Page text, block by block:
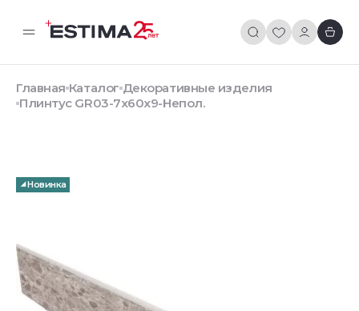
Главная Каталог Декоративные изделия
Плинтус GR03-7x60x9-Непол.
Новинка